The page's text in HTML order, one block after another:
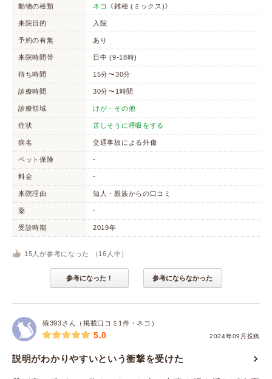
動物の種類 ネコ 《雑種 (ミックス)》
来院目的 入院
予約の有無 あり
来院時間帯 日中 (9-18時)
待ち時間 15分〜30分
診療時間 30分〜1時間
診療領域 けが・その他
症状 苦しそうに呼吸をする
病名 交通事故による外傷
ペット保険 -
料金 -
来院理由 知人・親族からの口コミ
薬 -
受診時期 2019年
15 人が参考になった （ 16 人中）
参考になった！ 参考にならなかった
狼393さん（掲載口コミ1件・ネコ）
2024年09月投稿
5.0
説明がわかりやすいという衝撃を受けた